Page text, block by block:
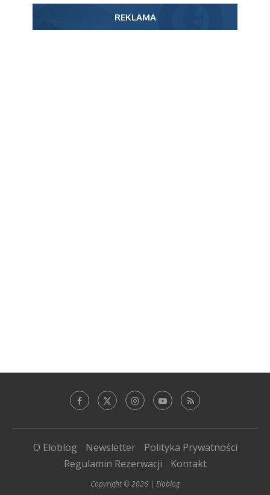
REKLAMA
O Eloblog Newsletter
Polityka Prywatności
Regulamin Rezerwacji
Kontakt
Copyright © 2026 | Eloblog